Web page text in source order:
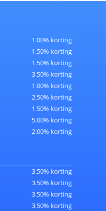
1.00% korting
1.50% korting
1.50% korting
3.50% korting
1.00% korting
2.50% korting
1.50% korting
5.00% korting
2.00% korting
3.50% korting
3.50% korting
3.50% korting
3.50% korting